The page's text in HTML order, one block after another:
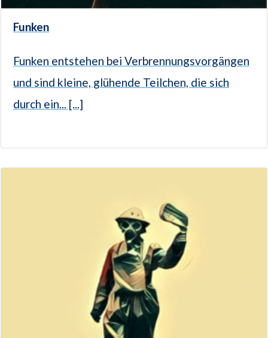
Funken
Funken entstehen bei Verbrennungsvorgängen
und sind kleine, glühende Teilchen, die sich
durch ein... [...]